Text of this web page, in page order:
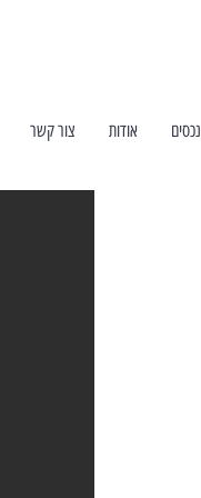
נכסים אודות צור קשר